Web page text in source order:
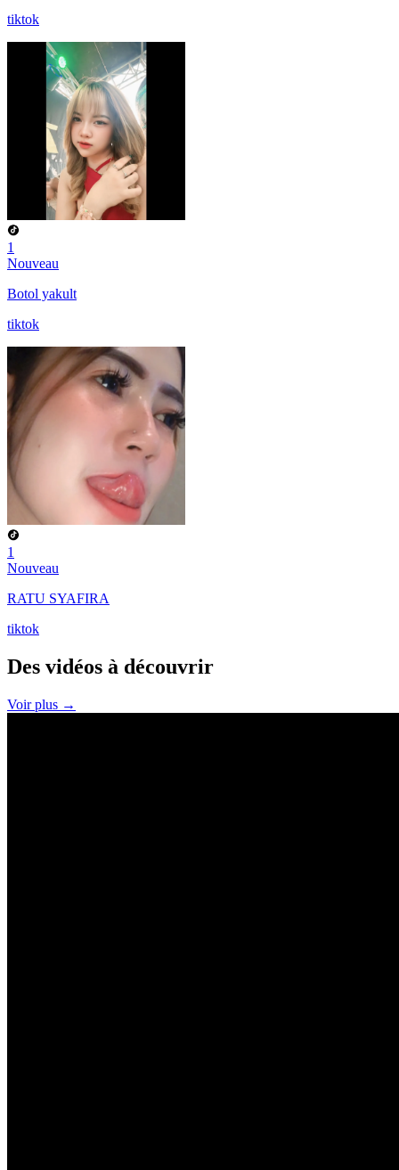
tiktok
1
Nouveau
Botol yakult
tiktok
1
Nouveau
RATU SYAFIRA
tiktok
Des vidéos à découvrir
Voir plus →